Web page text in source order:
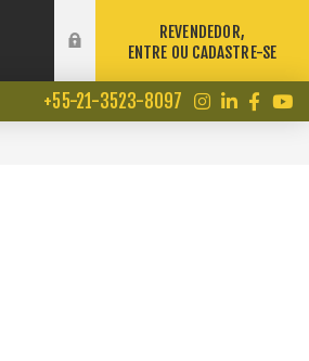
REVENDEDOR,
ENTRE OU CADASTRE-SE
+55-21-3523-8097